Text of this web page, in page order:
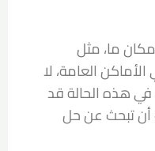
ما، مثل
العامة، لا
هذه الحالة قد
أن تبحث عن حل